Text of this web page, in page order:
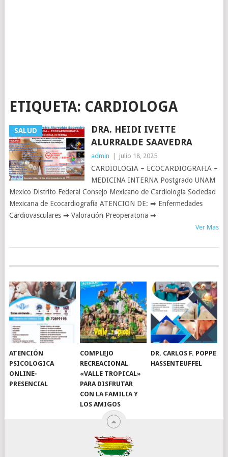
ETIQUETA: CARDIOLOGA
SALUD
DRA. HEIDI IVETTE
ALURRALDE SAAVEDRA
admin julio 18, 2025
CARDIOLOGIA – ECOCARDIOGRAFIA –
MEDICINA INTERNA Postgrado UNAM
Mexico Distrito Federal Consejo Mexicano de Cardiologia Sociedad
Mexicana de Ecocardiografía ATENCION DE: ➡ Enfermedades
Cardiovasculares ➡ Valoración Preoperatoria ➡
Ver Mas
ATENCIÓN
PSICOLOGICA
ONLINE-
PRESENCIAL
COMPLEJO
RECREACIONAL
«VALLE TROPICAL»
PARA DISFRUTAR
CON LA FAMILIA Y
LOS AMIGOS
DR. CARLOS F. POPPE
HASSENTEUFFEL